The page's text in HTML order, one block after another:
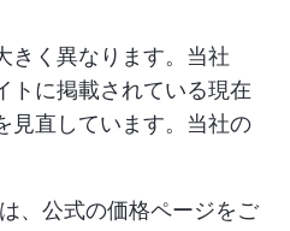
きく異なります。当社
トに掲載されている現在
見直しています。当社の
、公式の価格ページをご